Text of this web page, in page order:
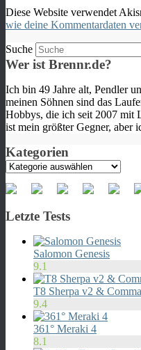
Diese Website verwendet
wie deine Kommentardaten
Suche
Wer ist Brennr.de?
Ich bin 49 Jahre alt, Pendler
meinen Söhnen sind das
Hobbys, die ich seit 2007 mit
ist mein größter Gegner, aber
Kategorien
Kategorien
Letzte Tests
Salomon Genesis
9.1
T8 Sherpa v2 &
9.4
361° Meraki 4
8.1